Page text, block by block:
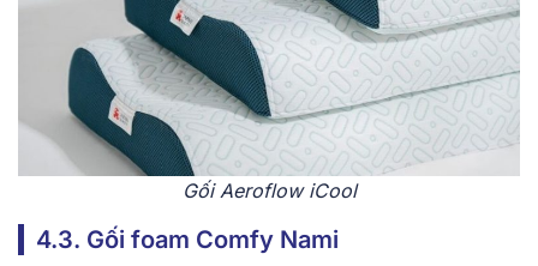
Gối Aeroflow iCool
4.3. Gối foam Comfy Nami